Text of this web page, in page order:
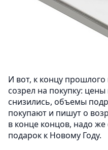
И вот, к концу
созрел на покупку:
снизились, объемы
покупают и пишут о
в конце концов, надо
подарок к Новому Году.